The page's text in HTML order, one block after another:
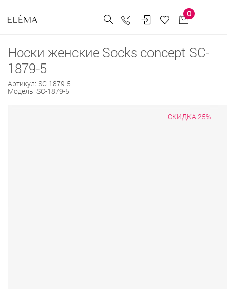
0
Носки женские Socks concept SC-
1879-5
Артикул: SC-1879-5
Модель: SC-1879-5
СКИДКА 25%